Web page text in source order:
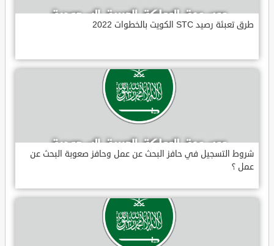
طرق تعبئة رصيد STC الكويت بالخطوات 2022
شروط التسجيل في حافز البحث عن عمل وحافز صعوبة البحث عن
عمل ؟